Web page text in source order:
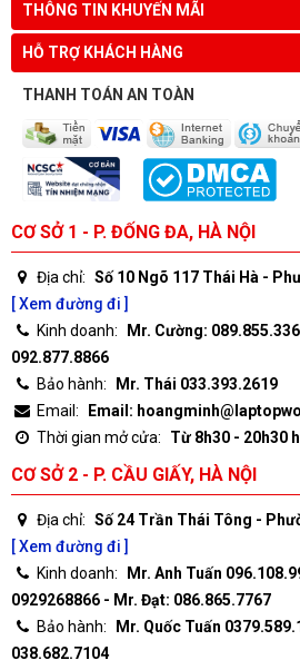
THÔNG TIN KHUYẾN MÃI
HỖ TRỢ KHÁCH HÀNG
THANH TOÁN AN TOÀN
CƠ SỞ 1 - P. ĐỐNG ĐA, HÀ NỘI
Địa chỉ: Số 10 Ngõ 117 Thái Hà -
[ Xem đường đi ]
Kinh doanh:
Mr. Cường:
092.877.8866
Bảo hành:
Mr. Thái 033.393.2619
Email:
Email:
Thời gian mở cửa:
Từ 8h30 - 20h30
CƠ SỞ 2 - P. CẦU GIẤY, HÀ NỘI
Địa chỉ: Số 24 Trần Thái Tông -
[ Xem đường đi ]
Kinh doanh:
Mr. Anh Tuấn
0929268866 - Mr. Đạt: 086.865.7767
Bảo hành:
Mr. Quốc Tuấn
038.682.7104